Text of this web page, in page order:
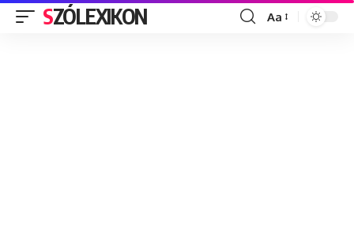
SZÓLEXIKON
Font
Aa